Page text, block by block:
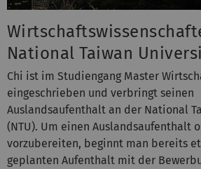
National Taiwan
Chi ist im Studiengang Master
eingeschrieben und verbringt seinen
Auslandsaufenthalt an der National
(NTU). Um einen Auslandsaufenthalt
vorzubereiten, beginnt man bereits
geplanten Aufenthalt mit der